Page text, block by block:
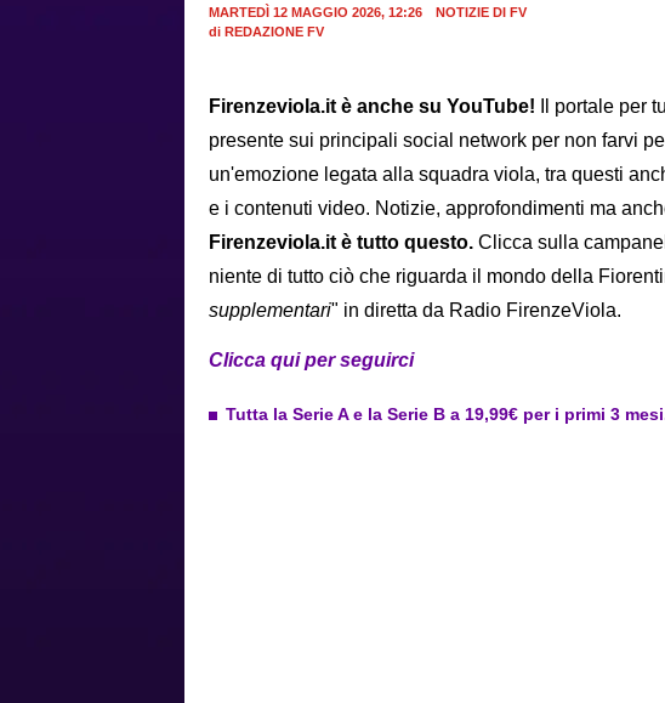
MARTEDÌ 12 MAGGIO 2026, 12:26
NOTIZIE DI FV
di REDAZIONE FV
Firenzeviola.it è anche su YouTube! Il portale per
presente sui principali social network per non farvi
un'emozione legata alla squadra viola, tra questi
e i contenuti video. Notizie, approfondimenti ma
Firenzeviola.it è tutto questo. Clicca sulla
niente di tutto ciò che riguarda il mondo della
supplementari" in diretta da Radio FirenzeViola.
Clicca qui per seguirci
Tutta la Serie A e la Serie B a 19,99€ per i primi 3